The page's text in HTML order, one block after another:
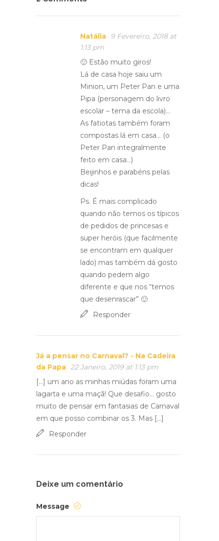
Natália
9 Fevereiro, 2018 at
1:13 pm
🙂 Estão muito giros!
Lá de casa hoje saiu um
Minion, um Peter Pan e uma
Pipa (personagem do livro
escolar – tema da escola)…
As fatiotas também foram
compostas lá em casa… (o
Peter Pan integralmente
feito em casa…)
Beijinhos e parabéns pelas
dicas!
Ps. É mais complicado
quando não temos os típicos
de pedidos de princesas e
super heróis (que facilmente
se encontram em qualquer
lado) mas também dá gosto
quando pedem algo
diferente e que nos “temos
que desenrascar” 🙂
Responder
Já a pensar no Carnaval? - Na Cadeira
da Papa 22 Janeiro, 2019 at 1:13 pm
[…] um ano as minhas miúdas foram uma
lagarta e uma maçã! Que desafio… gosto
muito de pensar em fantasias de Carnaval
em que posso combinar os 3. Mas […]
Responder
Deixe um comentário
Message